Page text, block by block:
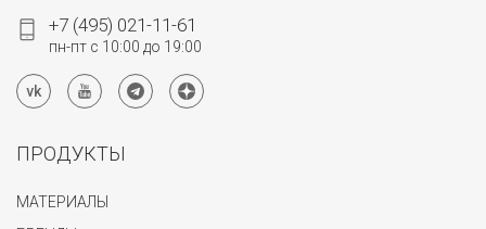
+7 (495) 021-11-61
пн-пт с 10:00 до 19:00
ПРОДУКТЫ
МАТЕРИАЛЫ